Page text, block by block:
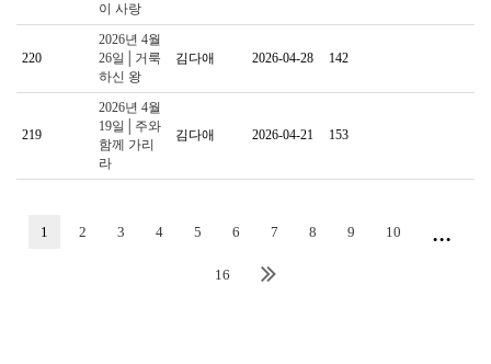
이 사랑
220
2026년 4월
26일│거룩
하신 왕
김다애 2026-04-28 142
219
2026년 4월
19일│주와
함께 가리
라
김다애 2026-04-21 153
1 2 3 4 5 6 7 8 9 10 ...
16